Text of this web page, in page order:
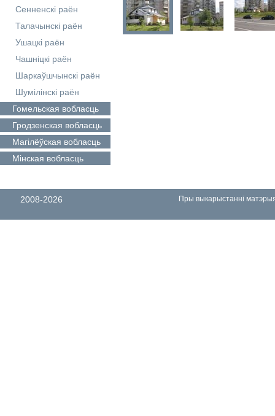
Сенненскі раён
Талачынскі раён
Ушацкі раён
Чашніцкі раён
Шаркаўшчынскі раён
Шумілінскі раён
Гомельская вобласць
Гродзенская вобласць
Магілёўская вобласць
Мінская вобласць
2008-2026 Пры выкарыстанні